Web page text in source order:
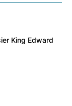
King Edward